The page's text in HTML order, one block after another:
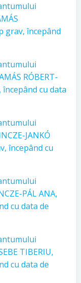
grav, începând
RÓBERT-
începând cu data
JANKÓ
începând cu
PÁL ANA,
cu data de
TIBERIU,
cu data de